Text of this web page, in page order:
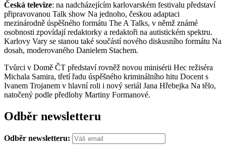
Česká televize: na nadcházejícím karlovarském festivalu představí
připravovanou Talk show Na jednoho, českou adaptaci
mezinárodně úspěšného formátu The A Talks, v němž známé
osobnosti zpovídají redaktorky a redaktoři na autistickém spektru.
Karlovy Vary se stanou také součástí nového diskusního formátu Na
dosah, moderovaného Danielem Stachem.
Tvůrci v Domě ČT představí rovněž novou minisérii Hec režiséra
Michala Samira, třetí řadu úspěšného kriminálního hitu Docent s
Ivanem Trojanem v hlavní roli i nový seriál Jana Hřebejka Na tělo,
natočený podle předlohy Martiny Formanové.
Odběr newsletteru
Odběr newsletteru: